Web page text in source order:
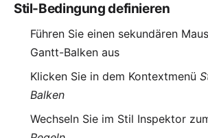
Stil-Bedingung definieren
Führen Sie einen sekundären
Gantt-Balken aus
Klicken Sie in dem Kontextmenü
Balken
Wechseln Sie im Stil Inspektor